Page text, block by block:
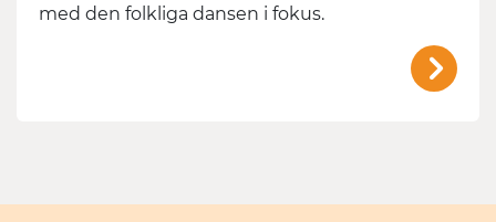
med den folkliga dansen i fokus.
/